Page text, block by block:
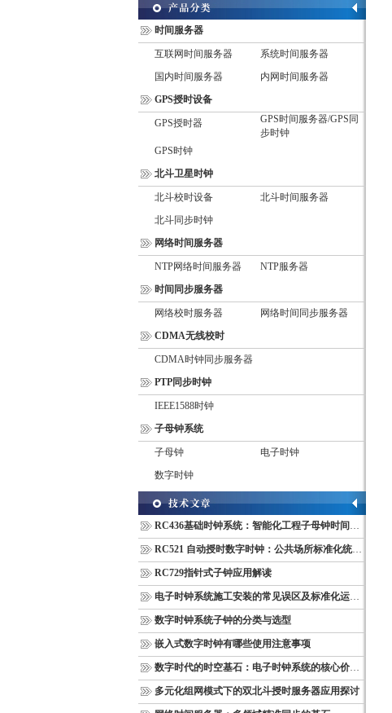
时间服务器
互联网时间服务器
系统时间服务器
国内时间服务器
内网时间服务器
GPS授时设备
GPS授时器
GPS时间服务器/GPS同
步时钟
GPS时钟
北斗卫星时钟
北斗校时设备
北斗时间服务器
北斗同步时钟
网络时间服务器
NTP网络时间服务器
NTP服务器
时间同步服务器
网络校时服务器
网络时间同步服务器
CDMA无线校时
CDMA时钟同步服务器
PTP同步时钟
IEEE1588时钟
子母钟系统
子母钟
电子时钟
数字时钟
RC436基础时钟系统：智能化工程子母钟时间同步配套设备
RC521 自动授时数字时钟：公共场所标准化统一计时终端
RC729指针式子钟应用解读
电子时钟系统施工安装的常见误区及标准化运维管理规范
数字时钟系统子钟的分类与选型
嵌入式数字时钟有哪些使用注意事项
数字时代的时空基石：电子时钟系统的核心价值与多维意义
多元化组网模式下的双北斗授时服务器应用探讨